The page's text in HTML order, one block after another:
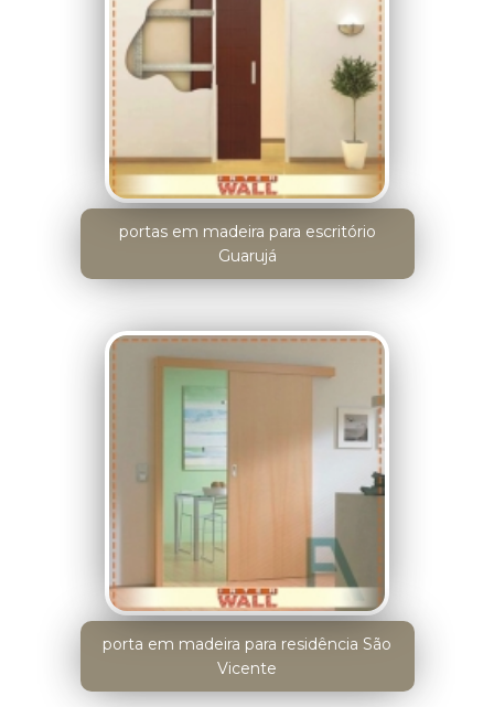
portas em madeira para escritório
Guarujá
porta em madeira para residência São
Vicente